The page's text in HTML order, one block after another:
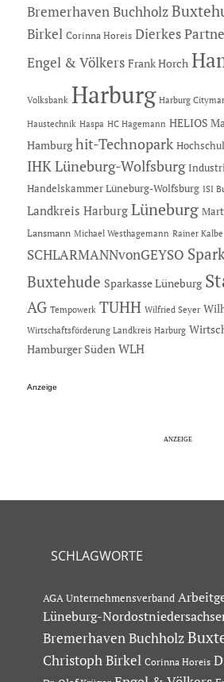
Bremerhaven Buchholz
Birkel Corinna Horeis Dierkes
Engel & Völkers Frank Horch
Volksbank Harburg Harburg
Haustechnik Haspa HC Hagemann HELIOS
Hamburg hit-Technopark
IHK Lüneburg-Wolfsburg
Handelskammer Lüneburg-Wolfsburg ISI
Landkreis Harburg Lüneburg
Lansmann Michael Westhagemann Rainer Kalbe
SCHLARMANNvonGEYSO
Buxtehude Sparkasse Lüneburg
AG Tempowerk TUHH Wilfried Seyer
Wirtschaftsförderung Landkreis Harburg
Hamburger Süden WLH
Anzeige
SCHLAGWORTE
AGA Unternehmensverband
Lüneburg-
Bremerhaven Buchholz
Christoph Birkel Corinna Horeis